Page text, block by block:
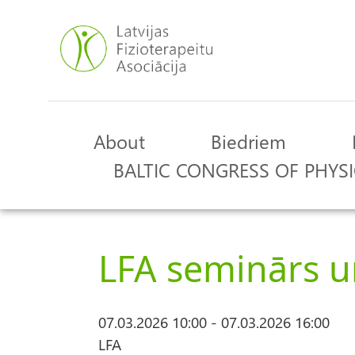
Main
About Biedriem
BALTIC CONGRESS OF
LFA seminārs
07.03.2026 10:00 - 07.03.2026 16:00
LFA